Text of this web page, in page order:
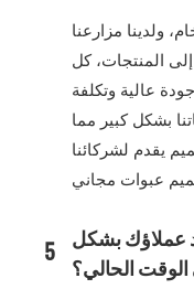
ولدينا مزارعنا
إلى المنتجات، كل
عالية وتكلفة
بشكل كبير مما
يقدم لشركائنا
5 عملاؤك بشكل
الحالي؟